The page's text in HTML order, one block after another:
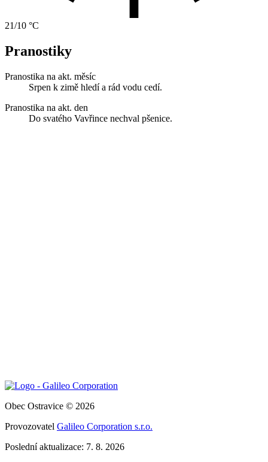
21/10 °C
Pranostiky
Pranostika na akt. měsíc
Srpen k zimě hledí a rád vodu cedí.
Pranostika na akt. den
Do svatého Vavřince nechval pšenice.
Obec Ostravice © 2026
Provozovatel Galileo Corporation s.r.o.
Poslední aktualizace: 7. 8. 2026